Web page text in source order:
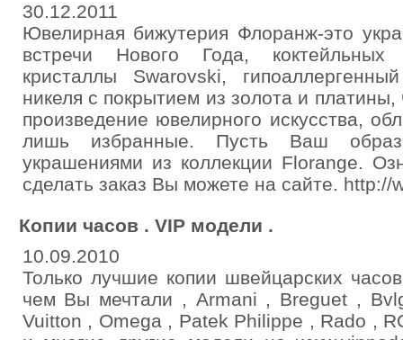
30.12.2011
Ювелирная бижутерия Флоранж-это
встречи Нового Года, коктейльных
кристаллы Swarovski,
никеля с покрытием из золота и
произведение ювелирного искусства,
лишь избранные. Пусть Ваш
украшениями из коллекции Florange.
сделать заказ Вы можете на сайте. http://
Копии часов . VIP модели .
10.09.2010
Только лучшие копии швейцарских
чем Вы мечтали , Armani , Breguet ,
Vuitton , Omega , Patek Philippe , Rado ,